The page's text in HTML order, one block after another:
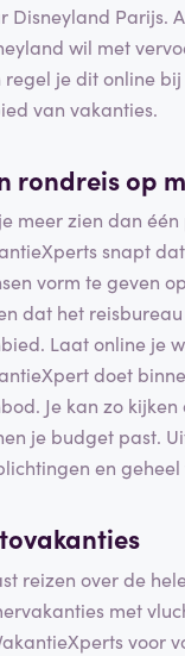
Disneyland Parijs.
wil met
regel je dit online
van vakanties.
rondreis op
meer zien dan
snapt
vorm te geven
dat het
Laat online je
doet
Je kan zo
je budget past.
en
reizen over de
met
voor